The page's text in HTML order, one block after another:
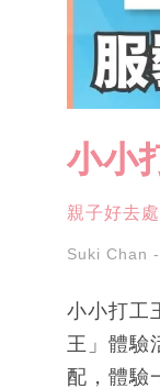
小小
親子好去處
Suki Chan
小小打工
王」體驗
配，體驗